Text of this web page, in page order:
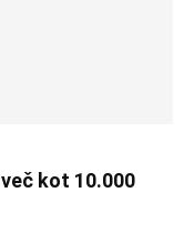
kot 10.000